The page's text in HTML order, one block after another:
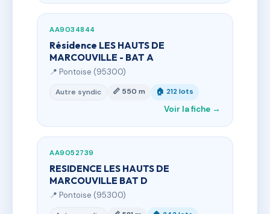
AA9034844
Résidence LES HAUTS DE
MARCOUVILLE - BAT A
📍 Pontoise (95300)
Autre syndic 📏 550 m 🏠 212 lots
Voir la fiche →
AA9052739
RESIDENCE LES HAUTS DE
MARCOUVILLE BAT D
📍 Pontoise (95300)